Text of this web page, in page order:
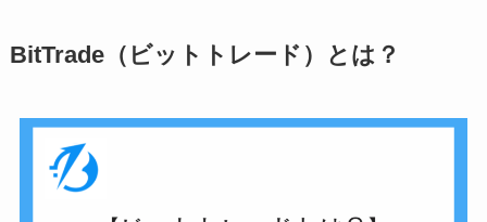
BitTrade（ビットトレード）とは？